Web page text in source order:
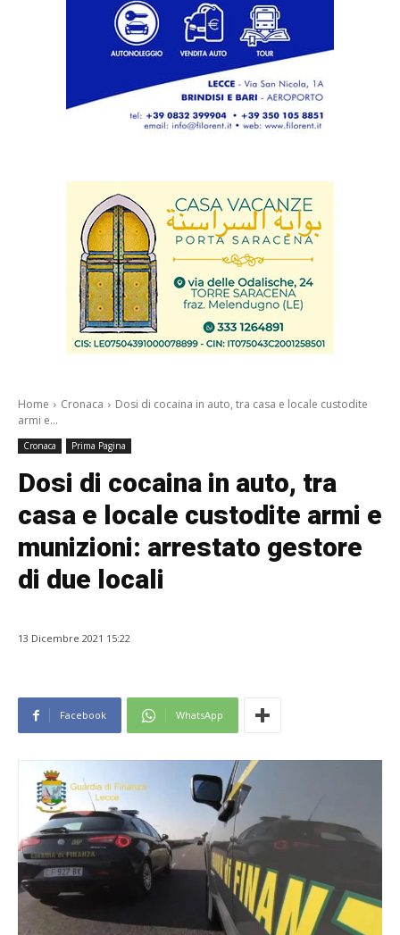
Home Cronaca
Dosi di cocaina in auto, tra casa e locale custodite
armi e...
Cronaca Prima Pagina
Dosi di cocaina in auto, tra
casa e locale custodite armi e
munizioni: arrestato gestore
di due locali
13 Dicembre 2021 15:22
Facebook WhatsApp